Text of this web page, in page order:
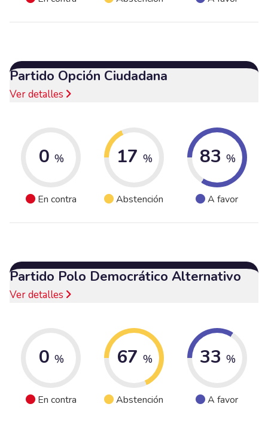
Partido Opción Ciudadana
Ver detalles
0 %
En contra
17 %
Abstención
83 %
A favor
Partido Polo Democrático Alternativo
Ver detalles
0 %
En contra
67 %
Abstención
33 %
A favor